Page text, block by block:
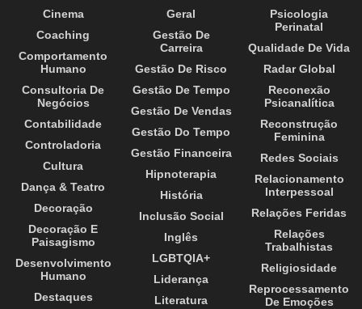
Cinema
Coaching
Comportamento
Humano
Consultoria De
Negócios
Contabilidade
Controladoria
Cultura
Dança & Teatro
Decoração
Decoração E
Paisagismo
Desenvolvimento
Humano
Destaques
Geral
Gestão De
Carreira
Gestão De Risco
Gestão De Tempo
Gestão De Vendas
Gestão Do Tempo
Gestão Financeira
Hipnoterapia
História
Inclusão Social
Inglês
LGBTQIA+
Liderança
Literatura
Psicologia
Perinatal
Qualidade De Vida
Radar Global
Reconexão
Psicanalítica
Reconstrução
Feminina
Redes Sociais
Relacionamento
Interpessoal
Relações Feridas
Relações
Trabalhistas
Religiosidade
Reprocessamento
De Emoções